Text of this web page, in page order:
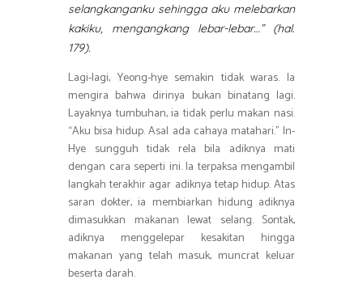
selangkanganku sehingga aku melebarkan
kakiku, mengangkang lebar-lebar…” (hal.
179).
Lagi-lagi, Yeong-hye semakin tidak waras. Ia
mengira bahwa dirinya bukan binatang lagi.
Layaknya tumbuhan, ia tidak perlu makan nasi.
“Aku bisa hidup. Asal ada cahaya matahari.” In-
Hye sungguh tidak rela bila adiknya mati
dengan cara seperti ini. Ia terpaksa mengambil
langkah terakhir agar adiknya tetap hidup. Atas
saran dokter, ia membiarkan hidung adiknya
dimasukkan makanan lewat selang. Sontak,
adiknya menggelepar kesakitan hingga
makanan yang telah masuk, muncrat keluar
beserta darah.